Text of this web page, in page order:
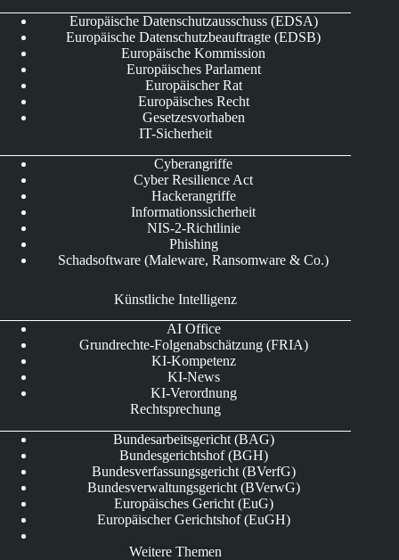
Europäische Datenschutzausschuss (EDSA)
Europäische Datenschutzbeauftragte (EDSB)
Europäische Kommission
Europäisches Parlament
Europäischer Rat
Europäisches Recht
Gesetzesvorhaben
IT-Sicherheit
Cyberangriffe
Cyber Resilience Act
Hackerangriffe
Informationssicherheit
NIS-2-Richtlinie
Phishing
Schadsoftware (Maleware, Ransomware & Co.)
Künstliche Intelligenz
AI Office
Grundrechte-Folgenabschätzung (FRIA)
KI-Kompetenz
KI-News
KI-Verordnung
Rechtsprechung
Bundesarbeitsgericht (BAG)
Bundesgerichtshof (BGH)
Bundesverfassungsgericht (BVerfG)
Bundesverwaltungsgericht (BVerwG)
Europäisches Gericht (EuG)
Europäischer Gerichtshof (EuGH)
Weitere Themen